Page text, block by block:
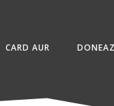
CARD AUR